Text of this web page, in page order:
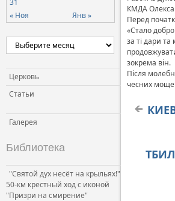
« Ноя Янв »
31
Церковь
Статьи
Галерея
Библиотека
"Святой дух несёт на крыльях!"
50-км крестный ход с иконой
"Призри на смирение"
КМДА
Перед
«Cтало
за ті дари
зокрема він.
Після
чесних